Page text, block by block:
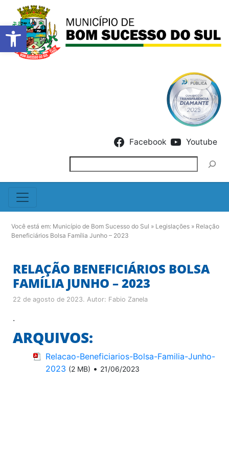
Barra de Ferramentas
Facebook Youtube
Você está em: Município de Bom Sucesso do Sul » Legislações » Relação
Beneficiários Bolsa Família Junho – 2023
RELAÇÃO BENEFICIÁRIOS BOLSA
FAMÍLIA JUNHO – 2023
22 de agosto de 2023. Autor: Fabio Zanela
.
ARQUIVOS:
Relacao-Beneficiarios-Bolsa-Familia-Junho-
2023 (2 MB) • 21/06/2023